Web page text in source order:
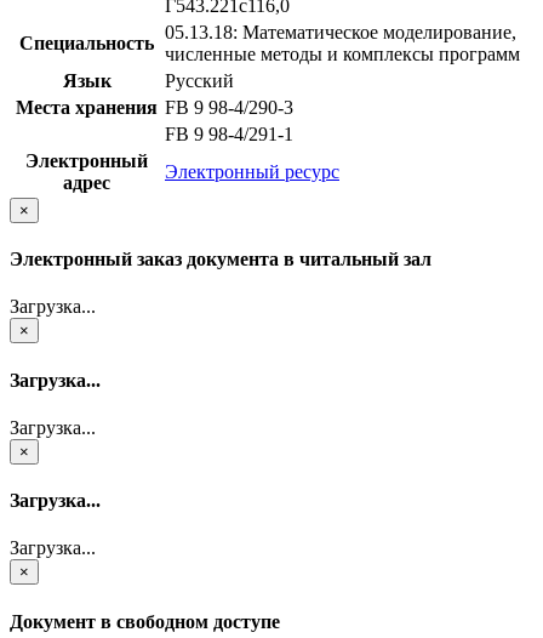
Г543.221с116,0
Специальность
05.13.18: Математическое моделирование,
численные методы и комплексы программ
Язык
Русский
Места хранения FB 9 98-4/290-3
FB 9 98-4/291-1
Электронный
адрес
Электронный ресурс
×
Электронный заказ документа в читальный зал
Загрузка...
×
Загрузка...
Загрузка...
×
Загрузка...
Загрузка...
×
Документ в свободном доступе